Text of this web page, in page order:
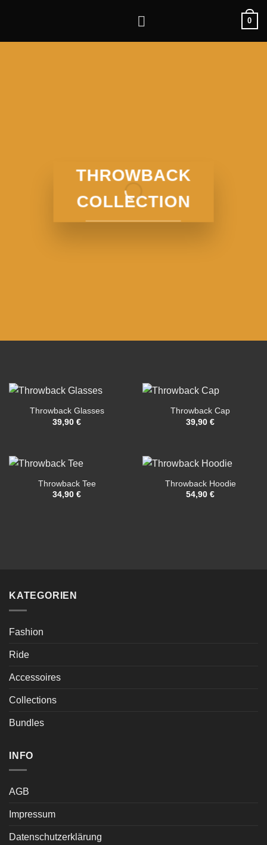
0
THROWBACK
COLLECTION
Throwback Glasses
39,90 €
Throwback Cap
39,90 €
Throwback Tee
34,90 €
Throwback Hoodie
54,90 €
KATEGORIEN
Fashion
Ride
Accessoires
Collections
Bundles
INFO
AGB
Impressum
Datenschutzerklärung